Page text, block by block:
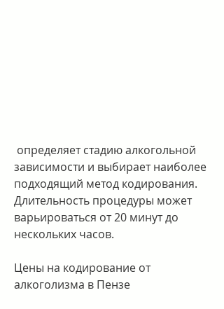
зависимости и выбирает наиболее
подходящий метод кодирования.
Длительность процедуры может
варьироваться от 20 минут до
нескольких часов.
Цены на кодирование от
алкоголизма в Пензе